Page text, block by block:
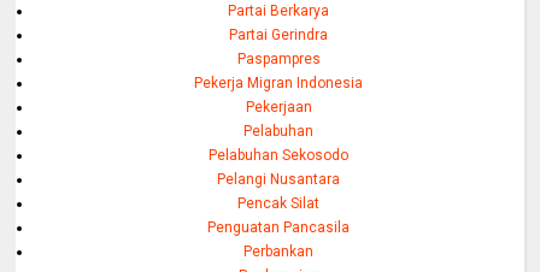
Partai Berkarya
Partai Gerindra
Paspampres
Pekerja Migran Indonesia
Pekerjaan
Pelabuhan
Pelabuhan Sekosodo
Pelangi Nusantara
Pencak Silat
Penguatan Pancasila
Perbankan